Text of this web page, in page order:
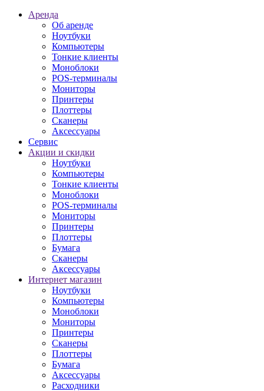
Аренда
Об аренде
Ноутбуки
Компьютеры
Тонкие клиенты
Моноблоки
POS-терминалы
Мониторы
Принтеры
Плоттеры
Сканеры
Аксессуары
Сервис
Акции и скидки
Ноутбуки
Компьютеры
Тонкие клиенты
Моноблоки
POS-терминалы
Мониторы
Принтеры
Плоттеры
Бумага
Сканеры
Аксессуары
Интернет магазин
Ноутбуки
Компьютеры
Моноблоки
Мониторы
Принтеры
Сканеры
Плоттеры
Бумага
Аксессуары
Расходники